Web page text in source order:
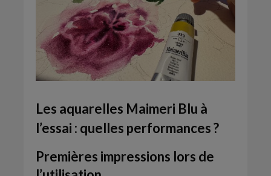
Les aquarelles Maimeri Blu à
l’essai : quelles performances ?
Premières impressions lors de